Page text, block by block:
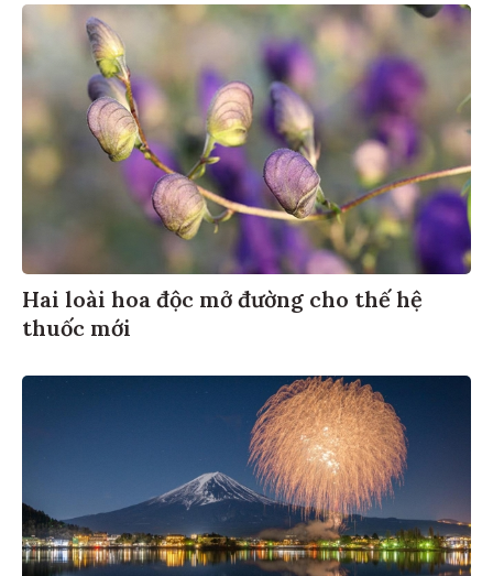
Hai loài hoa độc mở đường cho thế hệ
thuốc mới